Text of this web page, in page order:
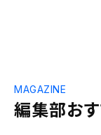
編集部お
MAGAZINE